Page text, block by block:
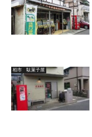
柏市 駄菓子屋